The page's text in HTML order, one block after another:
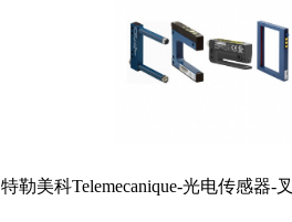
特勒美科Telemecanique-光电传感器-